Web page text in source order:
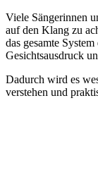
Viele Sängerinnen
auf den Klang zu
das gesamte
Gesichtsausdruck
Dadurch wird es
verstehen und